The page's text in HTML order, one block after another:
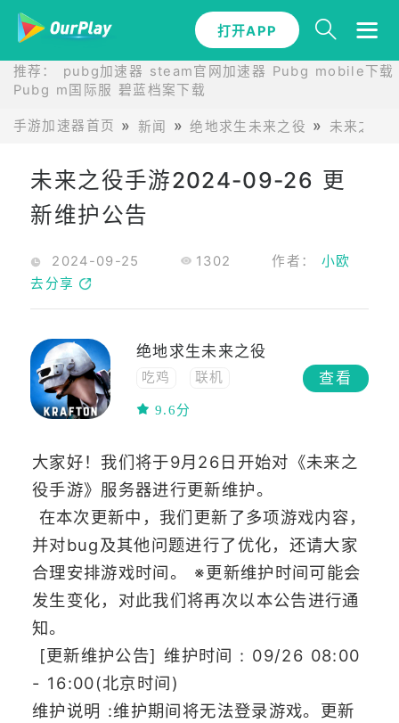
打开APP
推荐： pubg加速器 steam官网加速器 Pubg mobile下载
Pubg m国际服 碧蓝档案下载
手游加速器首页 新闻 绝地求生未来之役 未来之役
未来之役手游2024-09-26 更
新维护公告
2024-09-25 1302 作者：小欧
去分享
绝地求生未来之役
吃鸡
联机
中文
9.6分
查看
大家好！我们将于9月26日开始对《未来之
役手游》服务器进行更新维护。
在本次更新中，我们更新了多项游戏内容，
并对bug及其他问题进行了优化，还请大家
合理安排游戏时间。 ※更新维护时间可能会
发生变化，对此我们将再次以本公告进行通
知。
[更新维护公告] 维护时间 : 09/26 08:00
- 16:00(北京时间)
维护说明 :维护期间将无法登录游戏。更新